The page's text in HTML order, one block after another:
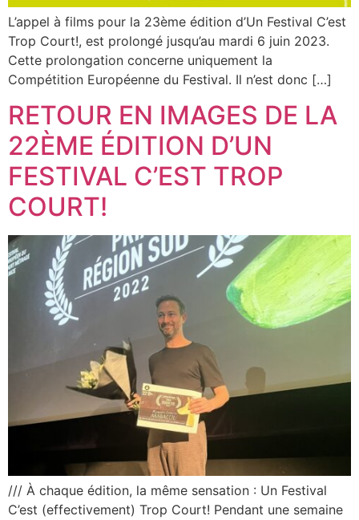
L’appel à films pour la 23ème édition d’Un Festival C’est
Trop Court!, est prolongé jusqu’au mardi 6 juin 2023.
Cette prolongation concerne uniquement la
Compétition Européenne du Festival. Il n’est donc […]
RETOUR EN IMAGES DE LA
22ÈME ÉDITION D’UN
FESTIVAL C’EST TROP
COURT!
/// À chaque édition, la même sensation : Un Festival
C’est (effectivement) Trop Court! Pendant une semaine